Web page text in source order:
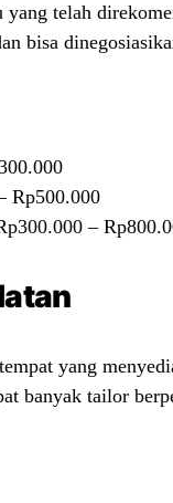
telah
bisa
Rp500.000
–
yang
banyak tailor